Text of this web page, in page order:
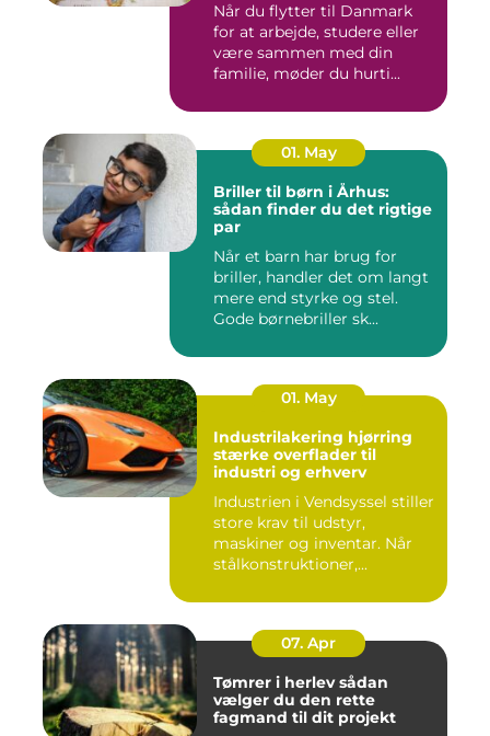
Når du flytter til Danmark
for at arbejde, studere eller
være sammen med din
familie, møder du hurti...
01. May
Briller til børn i Århus:
sådan finder du det rigtige
par
Når et barn har brug for
briller, handler det om langt
mere end styrke og stel.
Gode børnebriller sk...
01. May
Industrilakering hjørring
stærke overflader til
industri og erhverv
Industrien i Vendsyssel stiller
store krav til udstyr,
maskiner og inventar. Når
stålkonstruktioner,...
07. Apr
Tømrer i herlev sådan
vælger du den rette
fagmand til dit projekt